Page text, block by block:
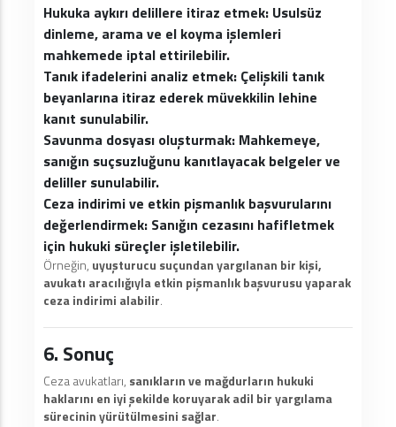
Hukuka aykırı delillere itiraz etmek: Usulsüz
dinleme, arama ve el koyma işlemleri
mahkemede iptal ettirilebilir.
Tanık ifadelerini analiz etmek: Çelişkili tanık
beyanlarına itiraz ederek müvekkilin lehine
kanıt sunulabilir.
Savunma dosyası oluşturmak: Mahkemeye,
sanığın suçsuzluğunu kanıtlayacak belgeler ve
deliller sunulabilir.
Ceza indirimi ve etkin pişmanlık başvurularını
değerlendirmek: Sanığın cezasını hafifletmek
için hukuki süreçler işletilebilir.
Örneğin, uyuşturucu suçundan yargılanan bir kişi,
avukatı aracılığıyla etkin pişmanlık başvurusu yaparak
ceza indirimi alabilir.
6. Sonuç
Ceza avukatları, sanıkların ve mağdurların hukuki
haklarını en iyi şekilde koruyarak adil bir yargılama
sürecinin yürütülmesini sağlar.